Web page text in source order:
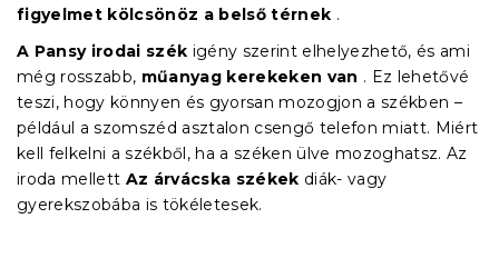
figyelmet kölcsönöz a belső térnek .
A Pansy irodai szék igény szerint elhelyezhető, és ami
még rosszabb, műanyag kerekeken van . Ez lehetővé
teszi, hogy könnyen és gyorsan mozogjon a székben –
például a szomszéd asztalon csengő telefon miatt. Miért
kell felkelni a székből, ha a széken ülve mozoghatsz. Az
iroda mellett Az árvácska székek diák- vagy
gyerekszobába is tökéletesek.